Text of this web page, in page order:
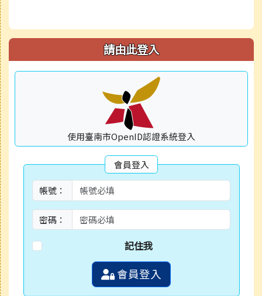
請由此登入
使用臺南市OpenID認證系統登入
會員登入
帳號：
密碼：
記住我
會員登入